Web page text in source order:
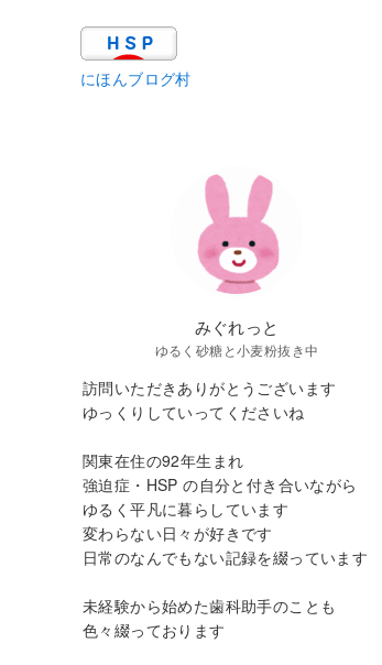
にほんブログ村
みぐれっと
ゆるく砂糖と小麦粉抜き中
訪問いただきありがとうございます
ゆっくりしていってくださいね
関東在住の92年生まれ
強迫症・HSP の自分と付き合いながら
ゆるく平凡に暮らしています
変わらない日々が好きです
日常のなんでもない記録を綴っています
未経験から始めた歯科助手のことも
色々綴っております